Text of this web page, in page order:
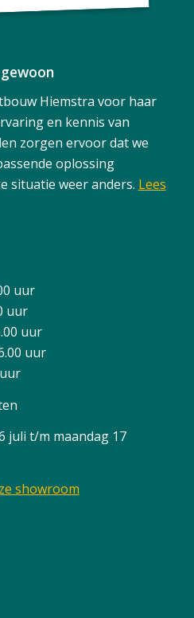
Hiemstra voor haar
en kennis van
zorgen ervoor dat we
oplossing
situatie weer anders. Lees
uur
uur
uur
uur
juli t/m maandag 17
showroom